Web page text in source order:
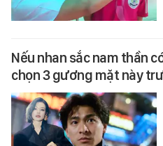
Nếu nhan sắc nam thần
chọn 3 gương mặt này